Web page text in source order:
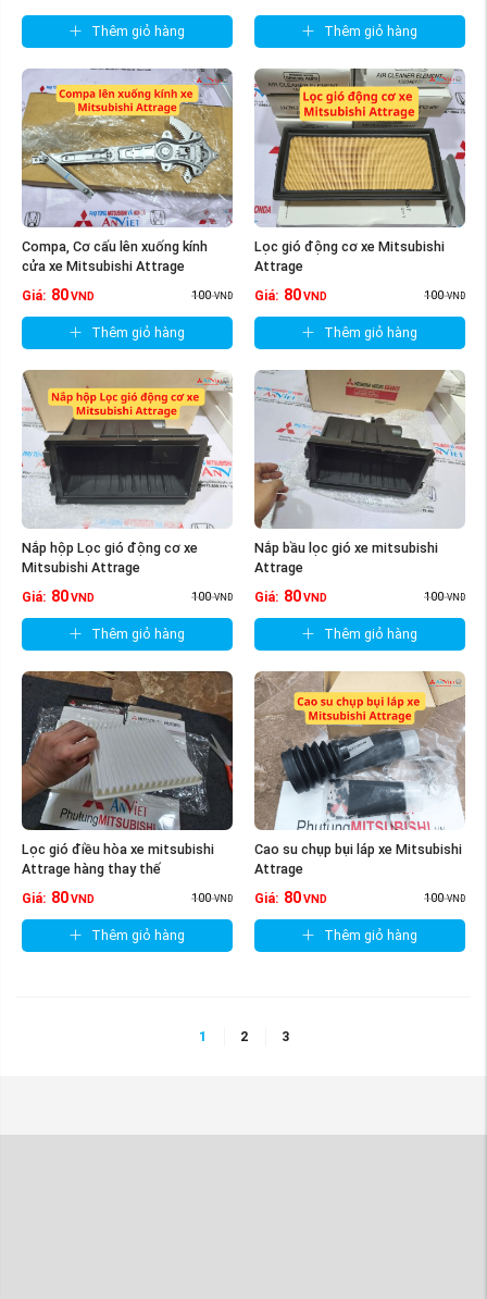
Thêm giỏ hàng Thêm giỏ hàng
Compa, Cơ cấu lên xuống kính
cửa xe Mitsubishi Attrage
Giá: 80 VND 100 VND
Thêm giỏ hàng
Lọc gió động cơ xe Mitsubishi
Attrage
Giá: 80 VND 100 VND
Thêm giỏ hàng
Nắp hộp Lọc gió động cơ xe
Mitsubishi Attrage
Giá: 80 VND 100 VND
Thêm giỏ hàng
Nắp bầu lọc gió xe mitsubishi
Attrage
Giá: 80 VND 100 VND
Thêm giỏ hàng
Lọc gió điều hòa xe mitsubishi
Attrage hàng thay thế
Giá: 80 VND 100 VND
Thêm giỏ hàng
Cao su chụp bụi láp xe Mitsubishi
Attrage
Giá: 80 VND 100 VND
Thêm giỏ hàng
1 2 3